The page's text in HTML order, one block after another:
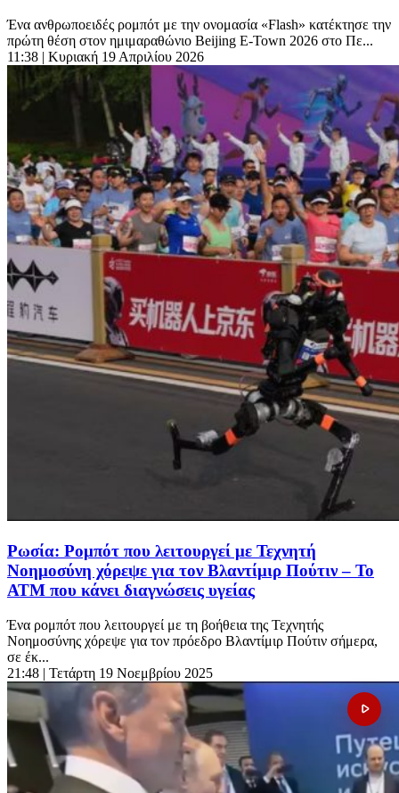
Ένα ανθρωποειδές ρομπότ με την ονομασία «Flash» κατέκτησε την
πρώτη θέση στον ημιμαραθώνιο Beijing E-Town 2026 στο Πε...
11:38 | Κυριακή 19 Απριλίου 2026
Ρωσία: Ρομπότ που λειτουργεί με Τεχνητή
Νοημοσύνη χόρεψε για τον Βλαντίμιρ Πούτιν – Το
ΑΤΜ που κάνει διαγνώσεις υγείας
Ένα ρομπότ που λειτουργεί με τη βοήθεια της Τεχνητής
Νοημοσύνης χόρεψε για τον πρόεδρο Βλαντίμιρ Πούτιν σήμερα,
σε έκ...
21:48 | Τετάρτη 19 Νοεμβρίου 2025